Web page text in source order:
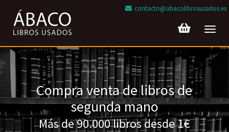
contacto@abacolibrosusados.es
Compra venta de libros de
segunda mano
Más de 90.000 libros desde 1€